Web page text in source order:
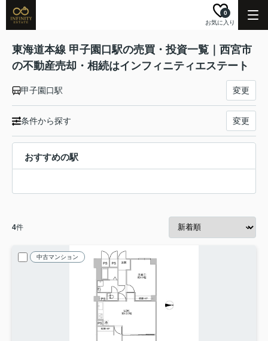
お気に入り
0
東海道本線 甲子園口駅の売買・投資一覧｜西宮市
の不動産売却・相続はインフィニティエステート
甲子園口駅 変更
条件から探す 変更
おすすめの駅
4件
中古マンション